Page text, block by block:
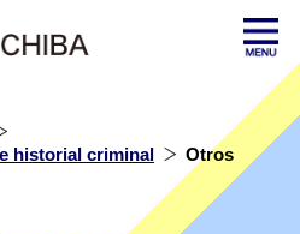
historial criminal
Otros